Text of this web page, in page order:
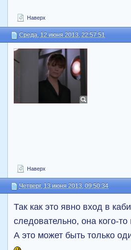
Наверх
Среда, 12 июня 2013, 22:57:51
Наверх
Четверг, 13 июня 2013, 09:50:34
Так как это явно вход в
следовательно, она кого-
А это может быть только